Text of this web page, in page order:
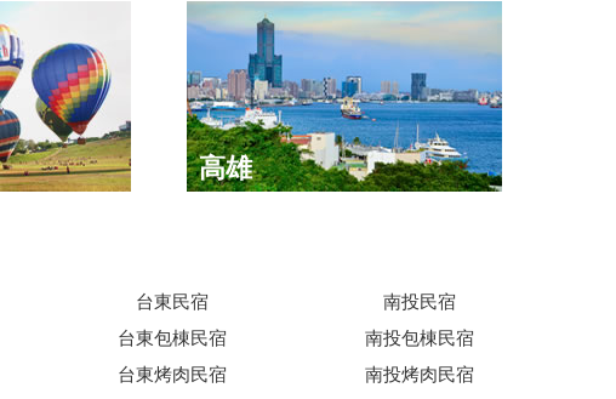
高雄
台東民宿
台東包棟民宿
台東烤肉民宿
南投民宿
南投包棟民宿
南投烤肉民宿